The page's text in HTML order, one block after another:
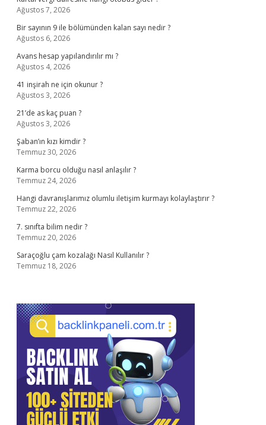
Ağustos 7, 2026
Bir sayının 9 ile bölümünden kalan sayı nedir ?
Ağustos 6, 2026
Avans hesap yapılandırılır mı ?
Ağustos 4, 2026
41 inşirah ne için okunur ?
Ağustos 3, 2026
21’de as kaç puan ?
Ağustos 3, 2026
Şaban’ın kızı kimdir ?
Temmuz 30, 2026
Karma borcu olduğu nasıl anlaşılır ?
Temmuz 24, 2026
Hangi davranışlarımız olumlu iletişim kurmayı kolaylaştırır ?
Temmuz 22, 2026
7. sınıfta bilim nedir ?
Temmuz 20, 2026
Saraçoğlu çam kozalağı Nasıl Kullanılır ?
Temmuz 18, 2026